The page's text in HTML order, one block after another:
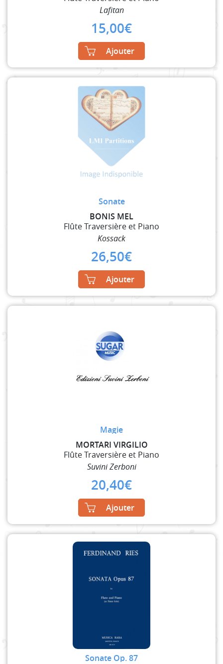
Lafitan
15,00€
Ajouter
Sonate
BONIS MEL
Flûte Traversière et Piano
Kossack
26,50€
Ajouter
Magie
MORTARI VIRGILIO
Flûte Traversière et Piano
Suvini Zerboni
20,40€
Ajouter
Sonate Op. 87